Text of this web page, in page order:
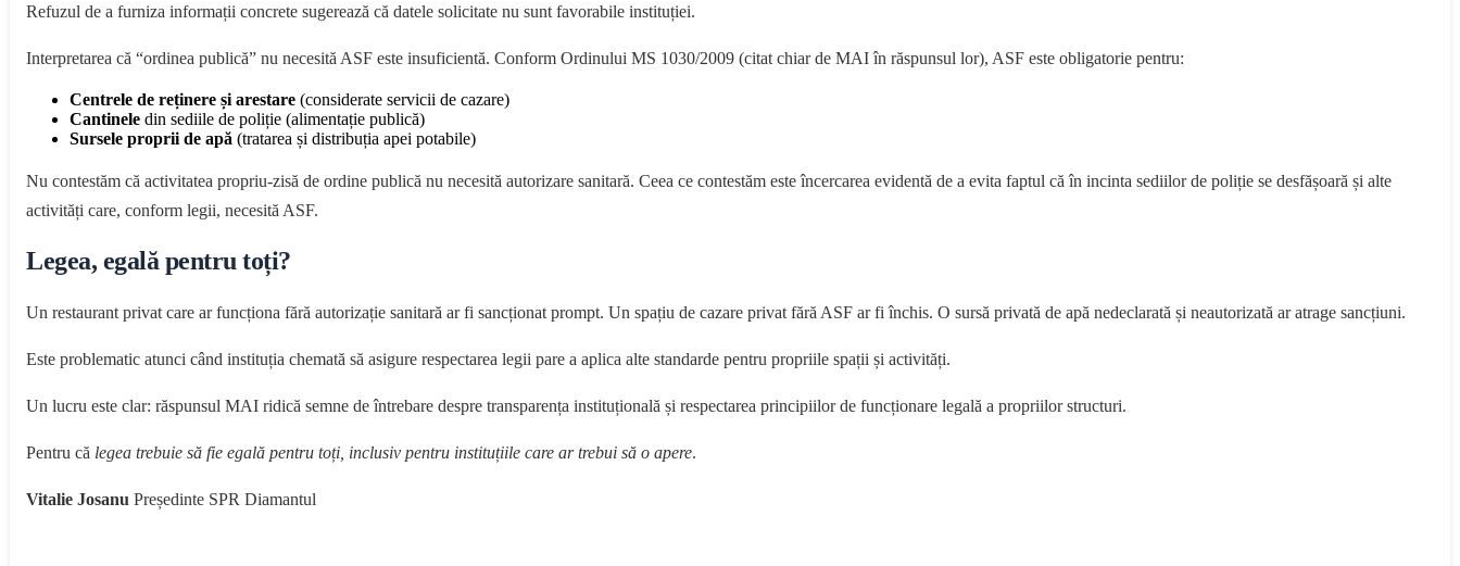
Refuzul de a furniza informații concrete sugerează că datele solicitate nu sunt favorabile instituției.
Interpretarea că “ordinea publică” nu necesită ASF este insuficientă. Conform Ordinului MS 1030/2009 (citat chiar de MAI în răspunsul lor), ASF este obligatorie pentru:
Centrele de reținere și arestare (considerate servicii de cazare)
Cantinele din sediile de poliție (alimentație publică)
Sursele proprii de apă (tratarea și distribuția apei potabile)
Nu contestăm că activitatea propriu-zisă de ordine publică nu necesită autorizare sanitară. Ceea ce contestăm este încercarea evidentă de a evita faptul că în incinta sediilor de poliție se desfășoară și alte
activități care, conform legii, necesită ASF.
Legea, egală pentru toți?
Un restaurant privat care ar funcționa fără autorizație sanitară ar fi sancționat prompt. Un spațiu de cazare privat fără ASF ar fi închis. O sursă privată de apă nedeclarată și neautorizată ar atrage sancțiuni.
Este problematic atunci când instituția chemată să asigure respectarea legii pare a aplica alte standarde pentru propriile spații și activități.
Un lucru este clar: răspunsul MAI ridică semne de întrebare despre transparența instituțională și respectarea principiilor de funcționare legală a propriilor structuri.
Pentru că legea trebuie să fie egală pentru toți, inclusiv pentru instituțiile care ar trebui să o apere.
Vitalie Josanu Președinte SPR Diamantul